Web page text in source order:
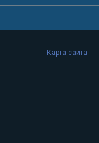
Карта сайта